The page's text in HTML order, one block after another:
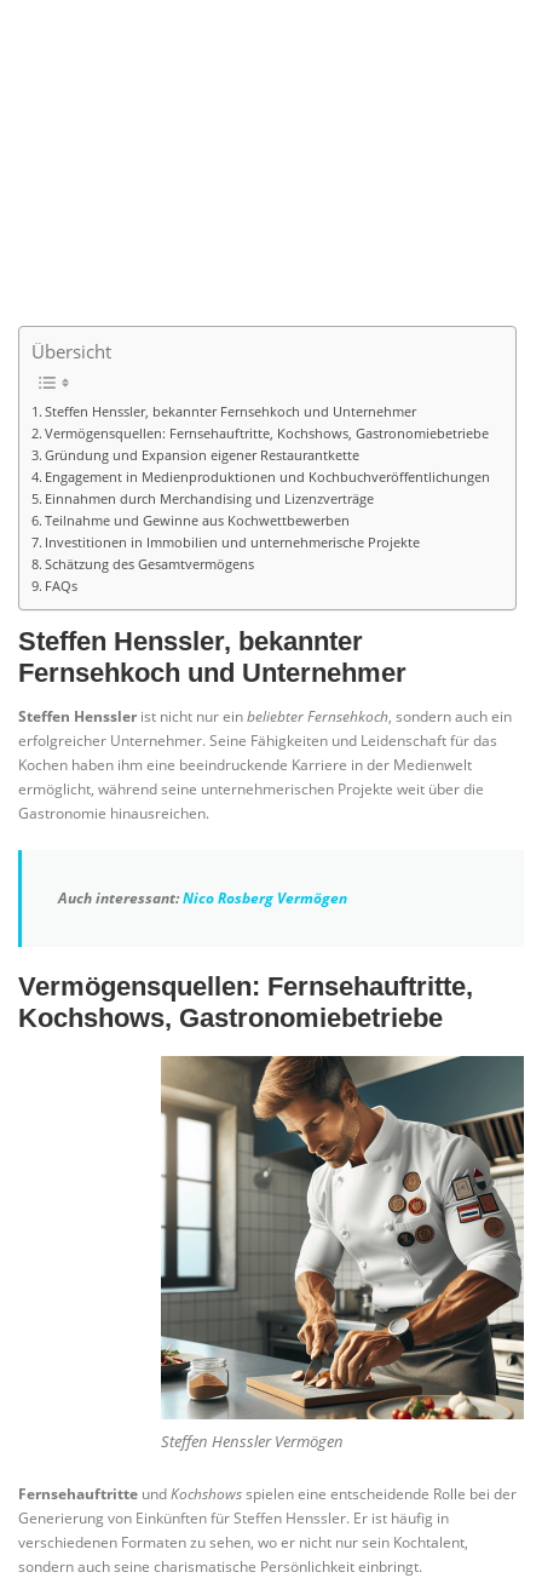
Übersicht
Steffen Henssler, bekannter Fernsehkoch und Unternehmer
Vermögensquellen: Fernsehauftritte, Kochshows, Gastronomiebetriebe
Gründung und Expansion eigener Restaurantkette
Engagement in Medienproduktionen und Kochbuchveröffentlichungen
Einnahmen durch Merchandising und Lizenzverträge
Teilnahme und Gewinne aus Kochwettbewerben
Investitionen in Immobilien und unternehmerische Projekte
Schätzung des Gesamtvermögens
FAQs
Steffen Henssler, bekannter
Fernsehkoch und Unternehmer
Steffen Henssler ist nicht nur einbeliebter Fernsehkoch, sondern auch ein
erfolgreicher Unternehmer. Seine Fähigkeiten und Leidenschaft für das
Kochen haben ihm eine beeindruckende Karriere in der Medienwelt
ermöglicht, während seine unternehmerischen Projekte weit über die
Gastronomie hinausreichen.
Auch interessant:Nico Rosberg Vermögen
Vermögensquellen: Fernsehauftritte,
Kochshows, Gastronomiebetriebe
Steffen Henssler Vermögen
Fernsehauftritte undKochshowsspielen eine entscheidende Rolle bei der
Generierung von Einkünften für Steffen Henssler. Er ist häufig in
verschiedenen Formaten zu sehen, wo er nicht nur sein Kochtalent,
sondern auch seine charismatische Persönlichkeit einbringt.